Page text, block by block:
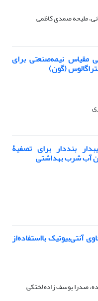
ملیحه صمدی کاظمی
مقیاس نیمهصنعتی برای
(گون)
بنددار برای تصفیۀ
آب شرب بهداشتی
آنتی‌بیوتیک بااستفادهاز
صدرا یوسف زاده لختکی